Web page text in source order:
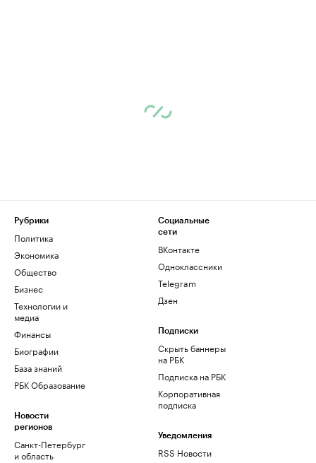
Рубрики
Политика
Экономика
Общество
Бизнес
Технологии и
медиа
Финансы
Биографии
База знаний
РБК Образование
Новости
регионов
Санкт-Петербург
и область
Социальные
сети
ВКонтакте
Одноклассники
Telegram
Дзен
Подписки
Скрыть баннеры
на РБК
Подписка на РБК
Корпоративная
подписка
Уведомления
RSS Новости